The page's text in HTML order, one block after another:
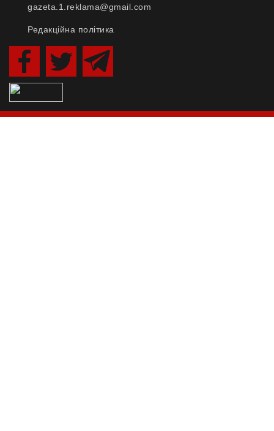
gazeta.1.reklama@gmail.com
Редакційна політика